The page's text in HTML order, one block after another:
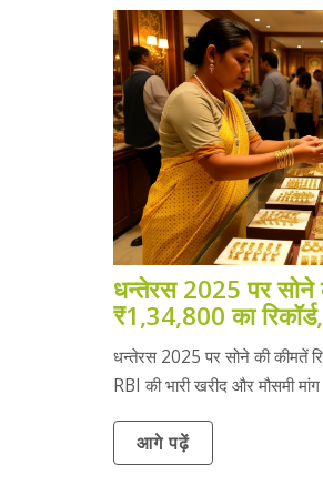
धन्तेरस 2025 पर सोने
₹1,34,800 का
दबाव
धन्तेरस 2025 पर सोने की कीमतें
RBI की भारी खरीद और मौसमी
आगे पढ़ें